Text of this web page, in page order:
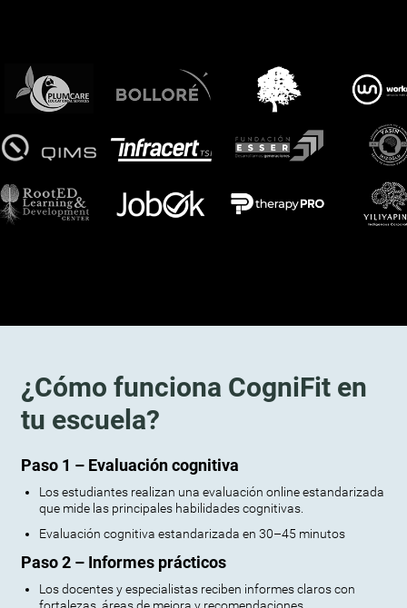
¿Cómo funciona CogniFit en
tu escuela?
Paso 1 – Evaluación cognitiva
Los estudiantes realizan una evaluación online estandarizada
que mide las principales habilidades cognitivas.
Evaluación cognitiva estandarizada en 30–45 minutos
Paso 2 – Informes prácticos
Los docentes y especialistas reciben informes claros con